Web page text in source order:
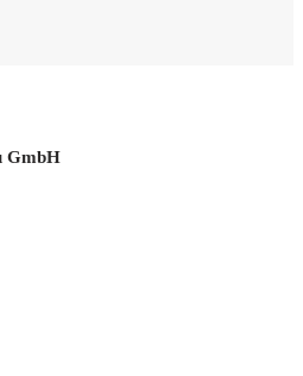
GmbH